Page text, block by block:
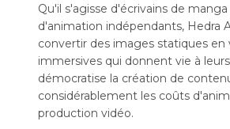
Qu'il s'agisse d'écrivains de
d'animation indépendants, Hedra
convertir des images statiques
immersives qui donnent vie à
démocratise la création de
considérablement les coûts
production vidéo.